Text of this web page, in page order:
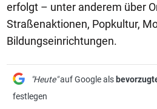
erfolgt – unter anderem über
Straßenaktionen, Popkultur,
Bildungseinrichtungen.
"Heute"auf Google als
festlegen